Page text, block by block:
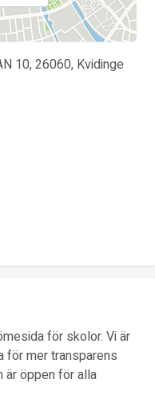
10, 26060, Kvidinge
för skolor. Vi är
för mer transparens
är öppen för alla